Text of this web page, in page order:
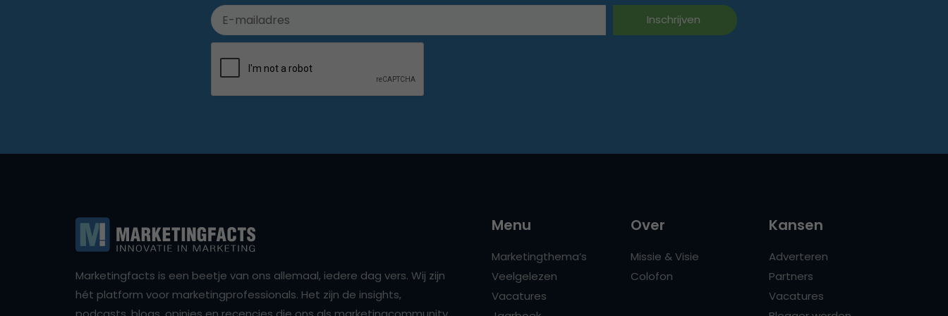
Marketingfacts is een beetje van ons allemaal, iedere dag vers. Wij zijn
hét platform voor marketingprofessionals. Het zijn de insights,
Menu
Marketingthema’s
Veelgelezen
Vacatures
Over
Missie & Visie
Colofon
Kansen
Adverteren
Partners
Vacatures